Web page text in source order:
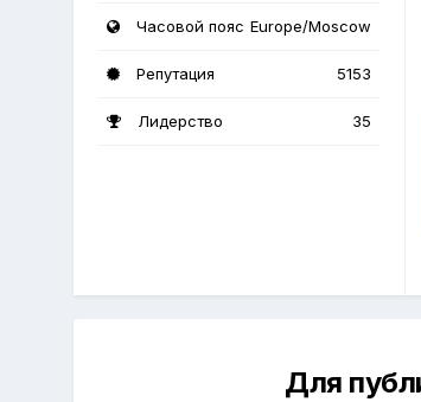
Часовой пояс Europe/Moscow
Репутация 5153
Лидерство 35
Для